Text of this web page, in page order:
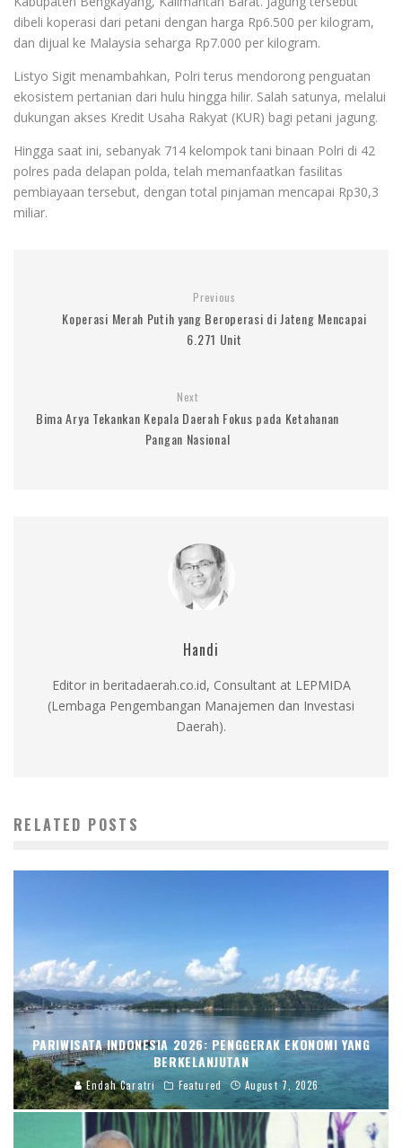
dibeli koperasi dari petani dengan harga Rp6.500 per kilogram,
dan dijual ke Malaysia seharga Rp7.000 per kilogram.
Listyo Sigit menambahkan, Polri terus mendorong penguatan
ekosistem pertanian dari hulu hingga hilir. Salah satunya, melalui
dukungan akses Kredit Usaha Rakyat (KUR) bagi petani jagung.
Hingga saat ini, sebanyak 714 kelompok tani binaan Polri di 42
polres pada delapan polda, telah memanfaatkan fasilitas
pembiayaan tersebut, dengan total pinjaman mencapai Rp30,3
miliar.
Previous
Koperasi Merah Putih yang Beroperasi di Jateng Mencapai
6.271 Unit
Next
Bima Arya Tekankan Kepala Daerah Fokus pada Ketahanan
Pangan Nasional
Handi
Editor in beritadaerah.co.id, Consultant at LEPMIDA
(Lembaga Pengembangan Manajemen dan Investasi
Daerah).
RELATED POSTS
PARIWISATA INDONESIA 2026: PENGGERAK EKONOMI YANG
BERKELANJUTAN
Endah Caratri Featured August 7, 2026